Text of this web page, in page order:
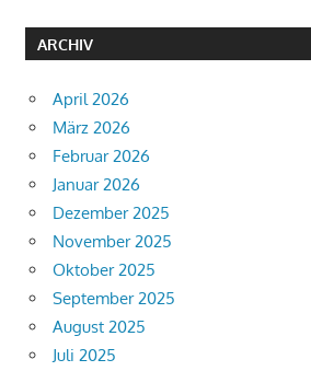
ARCHIV
April 2026
März 2026
Februar 2026
Januar 2026
Dezember 2025
November 2025
Oktober 2025
September 2025
August 2025
Juli 2025